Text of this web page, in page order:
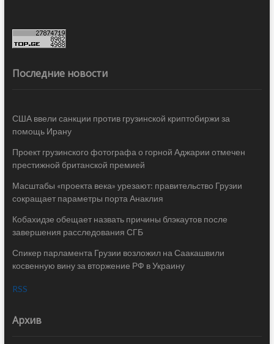
Последние новости
США ввели санкции против грузинской криптобиржи за
помощь Ирану
Проект грузинского фотографа о горной Аджарии отмечен
престижной британской премией
Масштабы «проекта века» урезают: правительство Грузии
сокращает параметры порта Анаклия
Кобахидзе обещает назвать причины блэкаутов после
завершения расследования СГБ
Спикер парламента Грузии возложил на Саакашвили
косвенную вину за вторжение РФ в Украину
RSS
Архив